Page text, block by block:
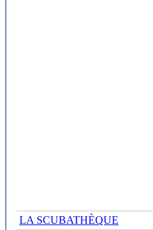
LA SCUBATHÈQUE